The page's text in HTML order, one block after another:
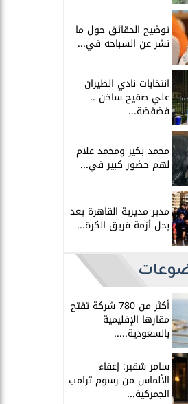
توضيح الحقائق حول ما
نشر عن السباحه في...
انتخابات نادي الطيران
علي صفيح ساخن ..
فضفضة...
محمد بكير ومحمد علام
لهم حضور كبير في...
مدير مديرية القاهرة يعد
بحل أزمة فريق الكرة...
أكثر من 780 شركة تفتح
مقارها الإقليمية
بالسعودية.....
سامر شقير: إعفاء
الألماس من رسوم ترامب
الجمركية...